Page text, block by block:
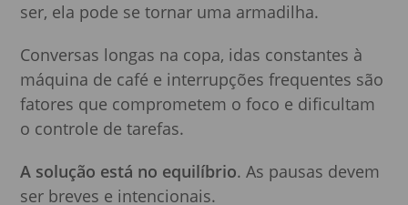
ser, ela pode se tornar uma armadilha.
Conversas longas na copa, idas constantes à
máquina de café e interrupções frequentes são
fatores que comprometem o foco e dificultam
o controle de tarefas.
A solução está no equilíbrio. As pausas devem
ser breves e intencionais.